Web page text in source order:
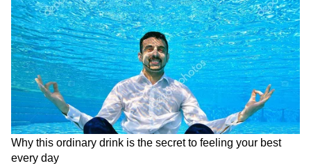
Related Articles